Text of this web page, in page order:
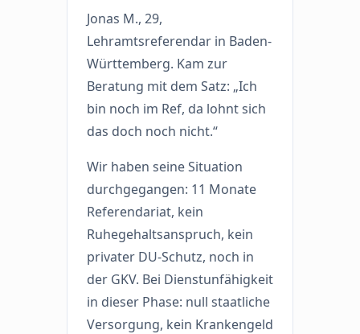
Jonas M., 29,
Lehramtsreferendar in Baden-
Württemberg. Kam zur
Beratung mit dem Satz: „Ich
bin noch im Ref, da lohnt sich
das doch noch nicht.“
Wir haben seine Situation
durchgegangen: 11 Monate
Referendariat, kein
Ruhegehaltsanspruch, kein
privater DU-Schutz, noch in
der GKV. Bei Dienstunfähigkeit
in dieser Phase: null staatliche
Versorgung, kein Krankengeld